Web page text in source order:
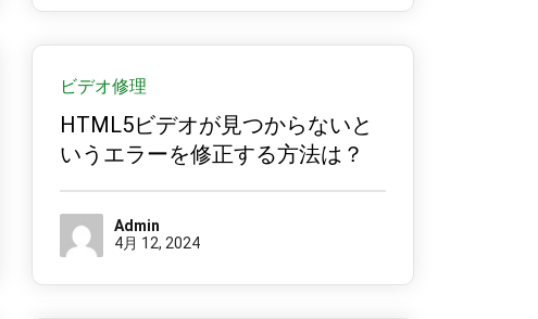
ビデオ修理
HTML5ビデオが見つからないと
いうエラーを修正する方法は？
Admin
4月 12, 2024